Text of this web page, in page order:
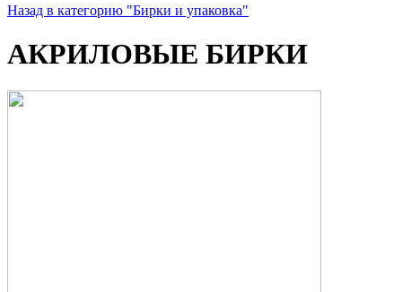
Назад в категорию "Бирки и упаковка"
АКРИЛОВЫЕ БИРКИ